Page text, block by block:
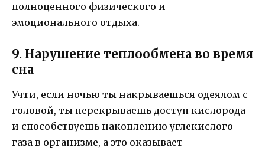
полноценного физического и
эмоционального отдыха.
9. Нарушение теплообмена во время
сна
Учти, если ночью ты накрываешься одеялом с
головой, ты перекрываешь доступ кислорода
и способствуешь накоплению углекислого
газа в организме, а это оказывает